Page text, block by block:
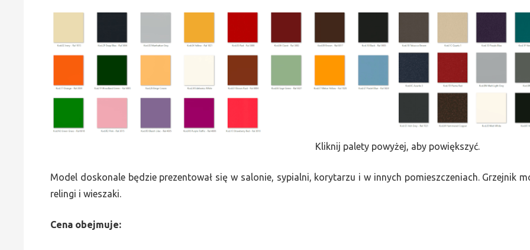
Kliknij palety powyżej, aby powiększyć.
Model doskonale będzie prezentował się w salonie, sypialni, korytarzu i w innych pomieszczeniach. Grzejnik
relingi i wieszaki.
Cena obejmuje: